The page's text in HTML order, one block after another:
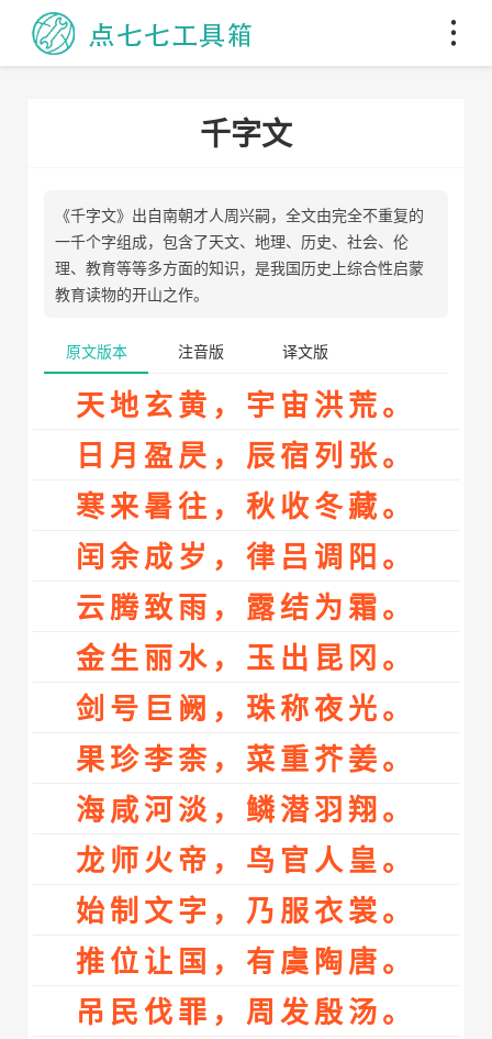
千字文
《千字文》出自南朝才人周兴嗣，全文由完全不重复的
一千个字组成，包含了天文、地理、历史、社会、伦
理、教育等等多方面的知识，是我国历史上综合性启蒙
教育读物的开山之作。
原文版本 注音版 译文版
天地玄黄，宇宙洪荒。
日月盈昃，辰宿列张。
寒来暑往，秋收冬藏。
闰余成岁，律吕调阳。
云腾致雨，露结为霜。
金生丽水，玉出昆冈。
剑号巨阙，珠称夜光。
果珍李柰，菜重芥姜。
海咸河淡，鳞潜羽翔。
龙师火帝，鸟官人皇。
始制文字，乃服衣裳。
推位让国，有虞陶唐。
吊民伐罪，周发殷汤。